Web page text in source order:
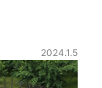
2024.1.5